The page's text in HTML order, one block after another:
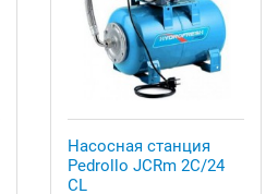
Насосная станция
Pedrollo JCRm 2C/24
CL